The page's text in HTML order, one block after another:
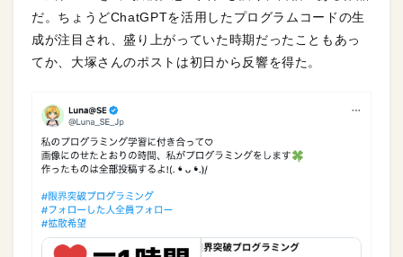
だ。ちょうどChatGPTを活用したプログラムコードの生
成が注目され、盛り上がっていた時期だったこともあっ
てか、大塚さんのポストは初日から反響を得た。